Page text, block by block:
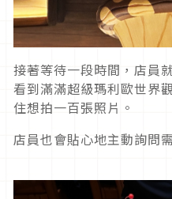
接著等待一段時間，店員
看到滿滿超級瑪利歐世界
住想拍一百張照片。
店員也會貼心地主動詢問